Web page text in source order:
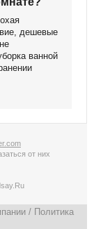
дешевые
ванной
от них
/ Политика